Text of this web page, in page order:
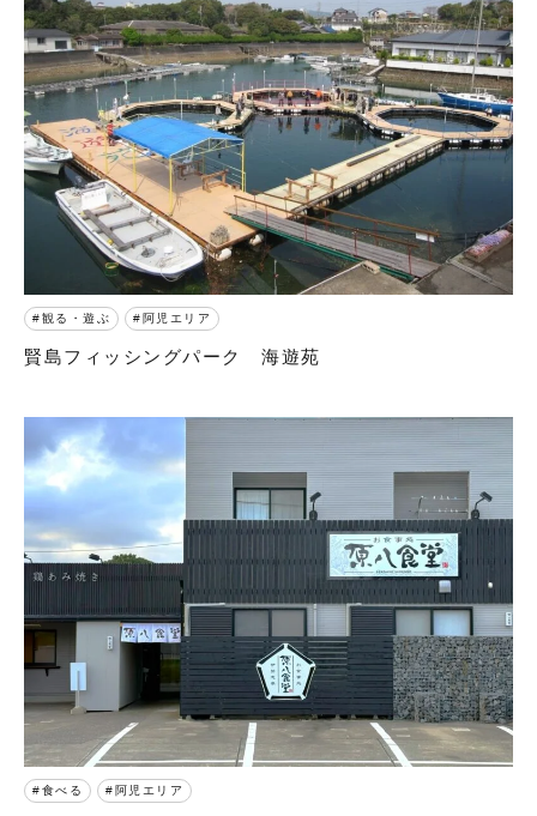
観る・遊ぶ 阿児エリア
賢島フィッシングパーク 海遊苑
食べる 阿児エリア